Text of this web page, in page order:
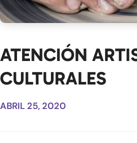
ATENCIÓN
CULTURALES
ABRIL 25, 2020